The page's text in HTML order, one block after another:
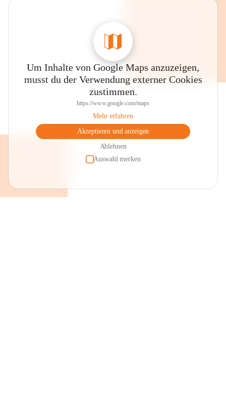
Um Inhalte von Google Maps anzuzeigen,
musst du der Verwendung externer Cookies
zustimmen.
https://www.google.com/maps
Mehr erfahren
Akzeptieren und anzeigen
Ablehnen
Auswahl merken